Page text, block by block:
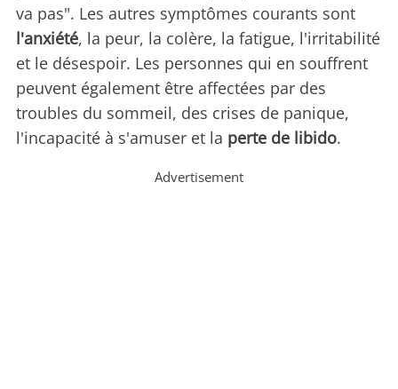
va pas". Les autres symptômes courants sont
l'anxiété, la peur, la colère, la fatigue, l'irritabilité
et le désespoir. Les personnes qui en souffrent
peuvent également être affectées par des
troubles du sommeil, des crises de panique,
l'incapacité à s'amuser et la perte de libido.
Advertisement